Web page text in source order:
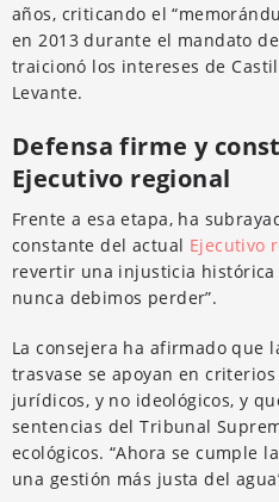
años, criticando el
en 2013 durante el mandato
traicionó los intereses de
Levante.
Defensa firme y
Ejecutivo regional
Frente a esa etapa, ha
constante del actual Ejecutivo
revertir una injusticia
nunca debimos perder”.
La consejera ha afirmado que
trasvase se apoyan en
jurídicos, y no ideológicos, y
sentencias del Tribunal
ecológicos. “Ahora se cumple
una gestión más justa del